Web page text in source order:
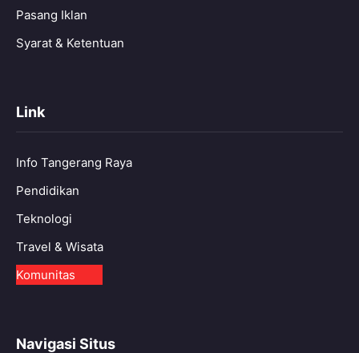
Pasang Iklan
Syarat & Ketentuan
Link
Info Tangerang Raya
Pendidikan
Teknologi
Travel & Wisata
Komunitas
Navigasi Situs